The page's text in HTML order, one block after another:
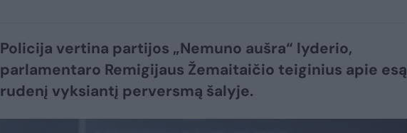
Policija vertina partijos „Nemuno aušra“ lyderio,
parlamentaro Remigijaus Žemaitaičio teiginius apie esą
rudenį vyksiantį perversmą šalyje.